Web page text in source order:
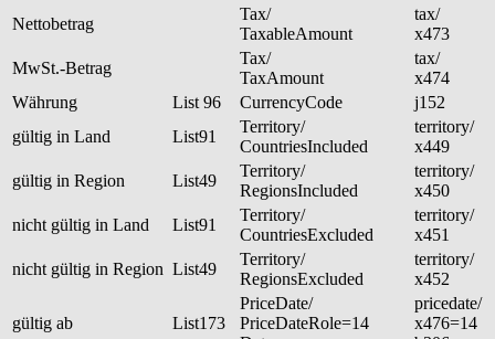
Nettobetrag
Tax/
TaxableAmount
tax/
x473
MwSt.-Betrag
Tax/
TaxAmount
tax/
x474
Währung
List 96 CurrencyCode
j152
gültig in Land
List91
Territory/
CountriesIncluded
territory/
x449
gültig in Region
List49
Territory/
RegionsIncluded
territory/
x450
nicht gültig in Land
List91
Territory/
CountriesExcluded
territory/
x451
nicht gültig in Region List49
Territory/
RegionsExcluded
territory/
x452
gültig ab List173
PriceDate/
PriceDateRole=14
pricedate/
x476=14